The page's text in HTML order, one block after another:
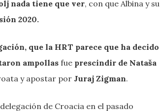
nada tiene que ver, con que Albina y su
2020.
que la HRT parece que ha decido
ampollas fue prescindir de Nataša
y apostar por Juraj Zigman.
de Croacia en el pasado